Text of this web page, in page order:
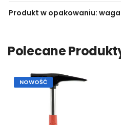
Produkt w opakowaniu:
Polecane
NOWOŚĆ